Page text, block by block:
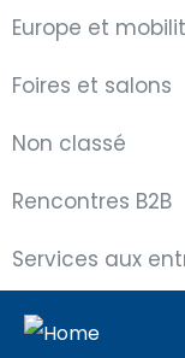
Europe et
Foires et salons
Non classé
Rencontres B2B
Services aux